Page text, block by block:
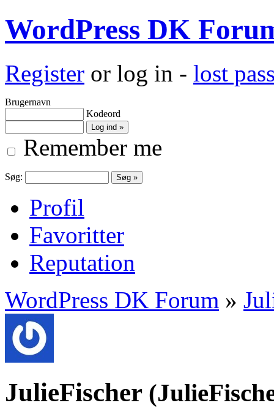
WordPress DK
Register or log in - lost
Brugernavn
Kodeord
Remember me
Søg:
Profil
Favoritter
Reputation
WordPress DK Forum »
JulieFischer (